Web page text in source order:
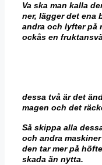
Va ska man kalla
ner, lägger det ena
andra och lyfter på
ockås en
dessa två är det
magen och det
Så skippa alla
och andra
den tar mer på
skada än nytta.